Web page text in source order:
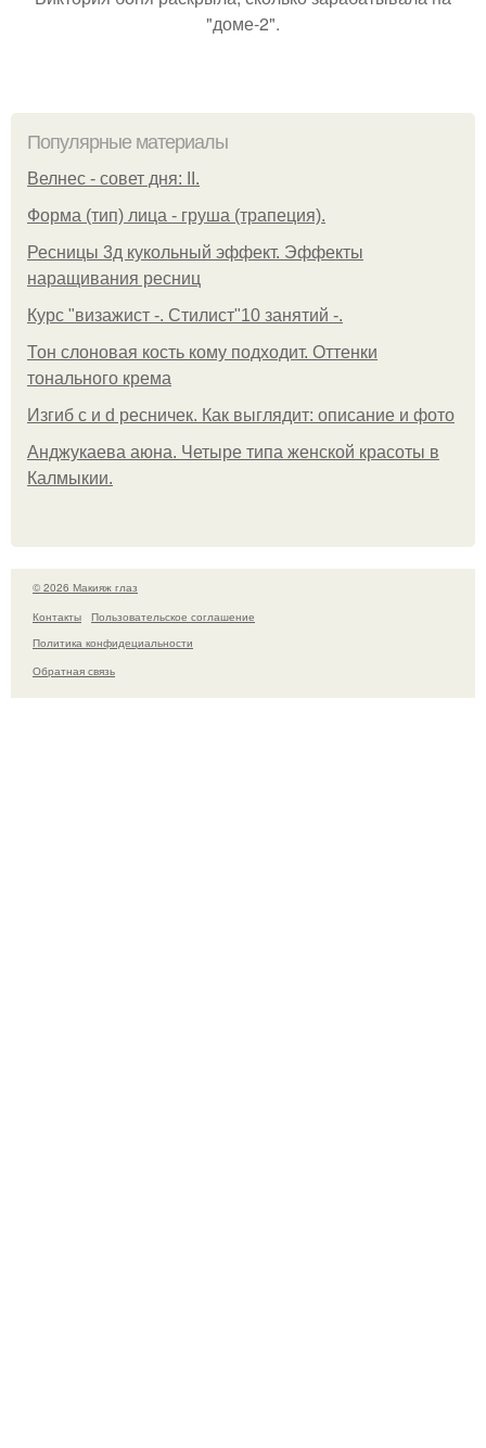
"доме-2".
Популярные материалы
Велнес - совет дня: II.
Форма (тип) лица - груша (трапеция).
Ресницы 3д кукольный эффект. Эффекты
наращивания ресниц
Курс "визажист -. Стилист"10 занятий -.
Тон слоновая кость кому подходит. Оттенки
тонального крема
Изгиб c и d ресничек. Как выглядит: описание и фото
Анджукаева аюна. Четыре типа женской красоты в
Калмыкии.
© 2026 Макияж глаз
Контакты
Пользовательское соглашение
Политика конфидециальности
Обратная связь